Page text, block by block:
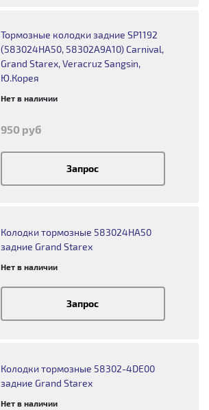
Тормозные колодки задние SP1192
(583024HA50, 58302A9A10) Carnival,
Grand Starex, Veracruz Sangsin,
Ю.Корея
Нет в наличии
950 руб
Запрос
Колодки тормозные 583024HA50
задние Grand Starex
Нет в наличии
Запрос
Колодки тормозные 58302-4DE00
задние Grand Starex
Нет в наличии